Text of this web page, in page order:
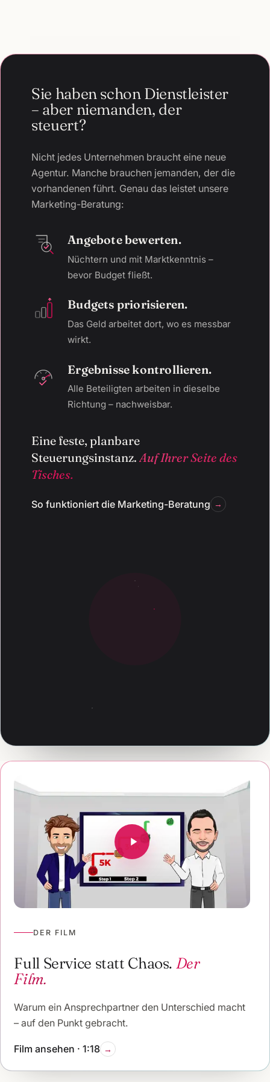
Sie haben schon Dienstleister
– aber niemanden, der
steuert?
Nicht jedes Unternehmen braucht eine neue
Agentur. Manche brauchen jemanden, der die
vorhandenen führt. Genau das leistet unsere
Marketing-Beratung:
Angebote bewerten.
Nüchtern und mit Marktkenntnis –
bevor Budget fließt.
Budgets priorisieren.
Das Geld arbeitet dort, wo es messbar
wirkt.
Ergebnisse kontrollieren.
Alle Beteiligten arbeiten in dieselbe
Richtung – nachweisbar.
Eine feste, planbare
Steuerungsinstanz.Auf Ihrer Seite des
Tisches.
So funktioniert die Marketing-Beratung
DER FILM
Full Service statt Chaos. Der
Film.
Warum ein Ansprechpartner den Unterschied macht
– auf den Punkt gebracht.
Film ansehen · 1:18